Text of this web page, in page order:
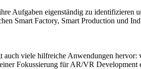
Aufgaben eigenständig zu identifizieren
Smart Factory, Smart Production und
viele hilfreiche Anwendungen
Fokussierung für AR/VR Development